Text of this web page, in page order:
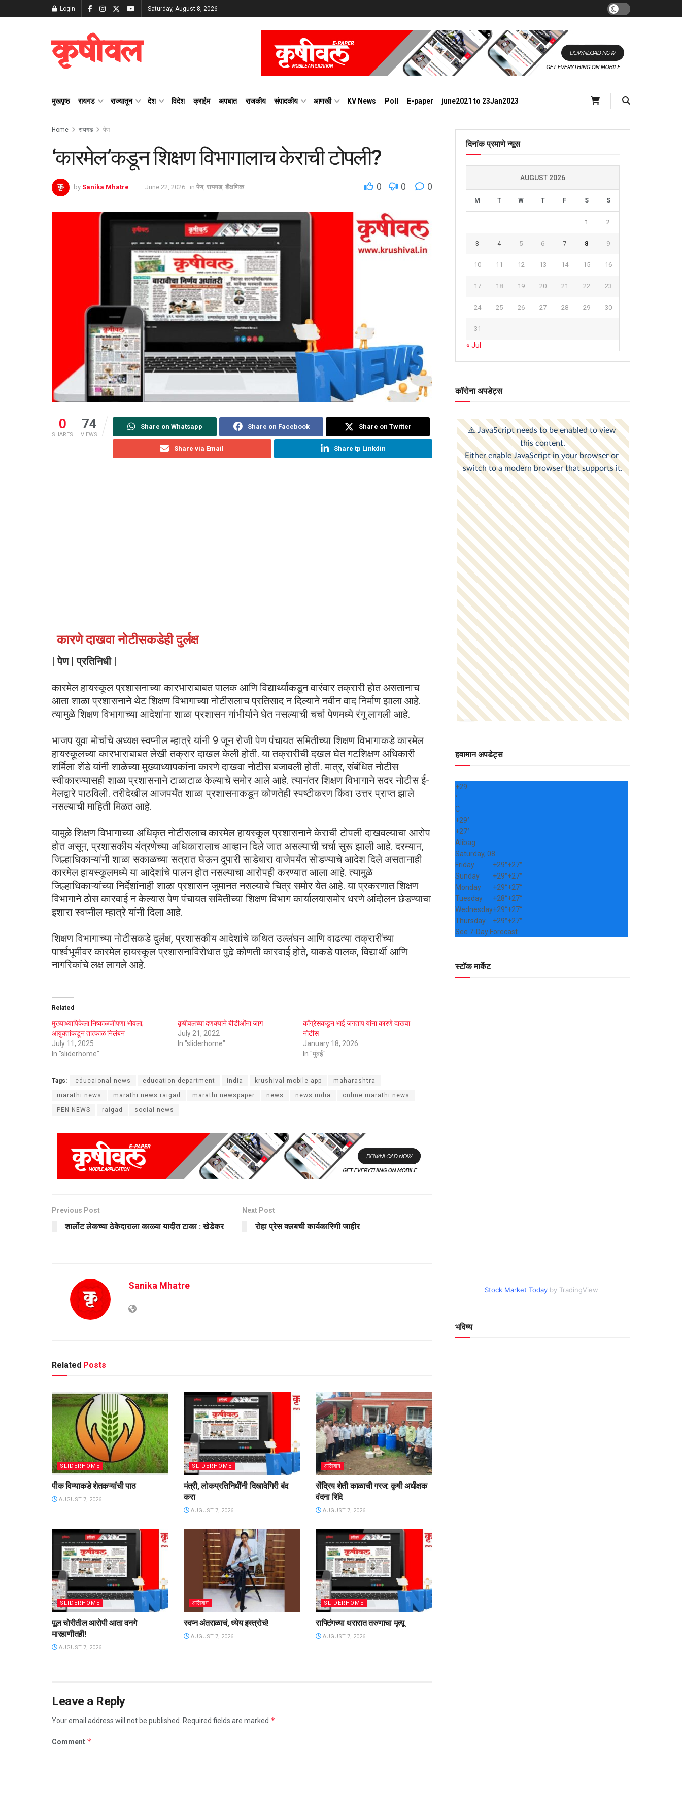
Login Saturday, August 8, 2026
कृषीवल
मुखपृष्ठ रायगड राज्यातून देश विदेश क्राईम अपघात राजकीय संपादकीय आणखी KV News Poll E-paper june2021 to 23Jan2023
Home रायगड पेण
‌‘कारमेल’कडून शिक्षण विभागालाच केराची टोपली?
by Sanika Mhatre June 22, 2026 in पेण, रायगड, शैक्षणिक 0 0 0
0
SHARES
74
VIEWS
Share on Whatsapp Share on Facebook Share on Twitter
Share via Email Share tp Linkdin
कारणे दाखवा नोटीसकडेही दुर्लक्ष
| पेण | प्रतिनिधी |
कारमेल हायस्कूल प्रशासनाच्या कारभाराबाबत पालक आणि विद्यार्थ्यांकडून वारंवार तक्रारी होत असतानाच
आता शाळा प्रशासनाने थेट शिक्षण विभागाच्या नोटीसलाच प्रतिसाद न दिल्याने नवीन वाद निर्माण झाला आहे.
त्यामुळे शिक्षण विभागाच्या आदेशांना शाळा प्रशासन गांभीर्याने घेत नसल्याची चर्चा पेणमध्ये रंगू लागली आहे.
भाजप युवा मोर्चाचे अध्यक्ष स्वप्नील म्हात्रे यांनी 9 जून रोजी पेण पंचायत समितीच्या शिक्षण विभागाकडे कारमेल
हायस्कूलच्या कारभाराबाबत लेखी तक्रार दाखल केली होती. या तक्रारीची दखल घेत गटशिक्षण अधिकारी
शर्मिला शेंडे यांनी शाळेच्या मुख्याध्यापकांना कारणे दाखवा नोटीस बजावली होती. मात्र, संबंधित नोटीस
स्वीकारण्यासही शाळा प्रशासनाने टाळाटाळ केल्याचे समोर आले आहे. त्यानंतर शिक्षण विभागाने सदर नोटीस ई-
मेलद्वारे पाठविली. तरीदेखील आजपर्यंत शाळा प्रशासनाकडून कोणतेही स्पष्टीकरण किंवा उत्तर प्राप्त झाले
नसल्याची माहिती मिळत आहे.
यामुळे शिक्षण विभागाच्या अधिकृत नोटीसलाच कारमेल हायस्कूल प्रशासनाने केराची टोपली दाखवल्याचा आरोप
होत असून, प्रशासकीय यंत्रणेच्या अधिकारालाच आव्हान दिले जात असल्याची चर्चा सुरू झाली आहे. दरम्यान,
जिल्हाधिकाऱ्यांनी शाळा सकाळच्या सत्रात घेऊन दुपारी साडेबारा वाजेपर्यंत सोडण्याचे आदेश दिले असतानाही
कारमेल हायस्कूलमध्ये या आदेशांचे पालन होत नसल्याचा आरोपही करण्यात आला आहे. त्यामुळे
जिल्हाधिकाऱ्यांच्या निर्देशांनाही शाळा प्रशासन जुमानत नसल्याचे चित्र समोर येत आहे. या प्रकरणात शिक्षण
विभागाने ठोस कारवाई न केल्यास पेण पंचायत समितीच्या शिक्षण विभाग कार्यालयासमोर धरणे आंदोलन छेडण्याचा
इशारा स्वप्नील म्हात्रे यांनी दिला आहे.
शिक्षण विभागाच्या नोटीसकडे दुर्लक्ष, प्रशासकीय आदेशांचे कथित उल्लंघन आणि वाढत्या तक्रारींच्या
पार्श्वभूमीवर कारमेल हायस्कूल प्रशासनाविरोधात पुढे कोणती कारवाई होते, याकडे पालक, विद्यार्थी आणि
नागरिकांचे लक्ष लागले आहे.
Related
मुख्याध्यापिकेला निष्काळजीपणा भोवला;
आयुक्तांकडून तात्काळ निलंबन
July 11, 2025
In "sliderhome"
कृषीवलच्या दणक्याने बीडीओंना जाग
July 21, 2022
In "sliderhome"
काँग्रेसकडून भाई जगताप यांना कारणे दाखवा
नोटीस
January 18, 2026
In "मुंबई"
Tags: educaional news education department india krushival mobile app maharashtra
marathi news marathi news raigad marathi newspaper news news india online marathi news
PEN NEWS raigad social news
Previous Post
शार्लोट लेकच्या ठेकेदाराला काळ्या यादीत टाका : खेडेकर
Next Post
रोहा प्रेस क्लबची कार्यकारिणी जाहीर
Sanika Mhatre
Related Posts
SLIDERHOME
पीक विम्याकडे शेतकऱ्यांची पाठ
AUGUST 7, 2026
SLIDERHOME
मंत्री, लोकप्रतिनिधींनी दिखावेगिरी बंद
करा
AUGUST 7, 2026
अलिबाग
सेंद्रिय शेती काळाची गरज: कृषी अधीक्षक
वंदना शिंदे
AUGUST 7, 2026
SLIDERHOME
पूल चोरीतील आरोपी आता वनगे
मारहाणीतही!
AUGUST 7, 2026
अलिबाग
स्वप्न अंतराळाचं, ध्येय इस्त्रोचं!
AUGUST 7, 2026
SLIDERHOME
राफ्टिंगच्या थरारात तरुणाचा मृत्यू
AUGUST 7, 2026
Leave a Reply
Your email address will not be published. Required fields are marked *
Comment *
दिनांक प्रमाणे न्यूस
AUGUST 2026
M T W T F S S
1 2
3 4 5 6 7 8 9
10 11 12 13 14 15 16
17 18 19 20 21 22 23
24 25 26 27 28 29 30
31
« Jul
कॉरोना अपडेट्स
हवामान अपडेट्स
+29
°
C
+29°
+27°
Alibag
Saturday, 08
Friday
+29°+27°
Sunday
+29°+27°
Monday
+29°+27°
Tuesday
+28°+27°
Wednesday+29°+27°
Thursday
+29°+27°
See 7-Day Forecast
स्टॉक मार्केट
Stock Market Today by TradingView
भविष्य